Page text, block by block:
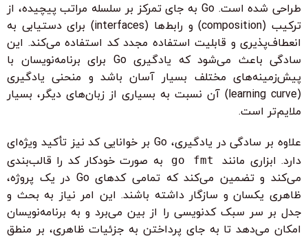
طراحی شده است. Go به جای تمرکز بر سلسله مراتب پیچیده، از
ترکیب (composition) و رابط‌ها (interfaces) برای دستیابی به
انعطاف‌پذیری و قابلیت استفاده مجدد کد استفاده می‌کند. این
سادگی باعث می‌شود که یادگیری Go برای برنامه‌نویسان با
پیش‌زمینه‌های مختلف بسیار آسان باشد و منحنی یادگیری
(learning curve) آن نسبت به بسیاری از زبان‌های دیگر، بسیار
ملایم‌تر است.
علاوه بر سادگی در یادگیری، Go بر خوانایی کد نیز تأکید ویژه‌ای
دارد. ابزاری مانند
go fmt
به صورت خودکار کد را قالب‌بندی
می‌کند و تضمین می‌کند که تمامی کدهای Go در یک پروژه،
ظاهری یکسان و سازگار داشته باشند. این امر نیاز به بحث و
جدل بر سر سبک کدنویسی را از بین می‌برد و به برنامه‌نویسان
امکان می‌دهد تا به جای پرداختن به جزئیات ظاهری، بر منطق